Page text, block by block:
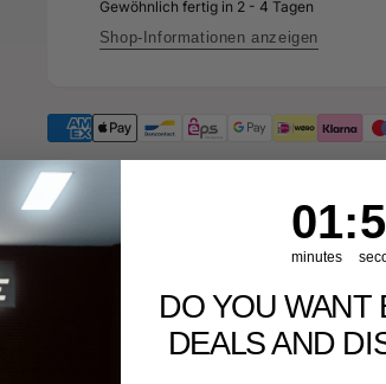
Ersatzteil
für
Original
Ersatzteil
Sportback
Gewöhnlich fertig in 2 - 4 Tagen
Shop-Informationen anzeigen
1
01
minutes
: 55
DO YOU WANT
DEALS AND